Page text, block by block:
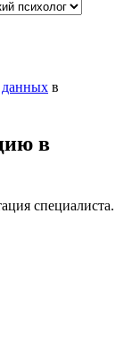
данных в
в
специалиста.